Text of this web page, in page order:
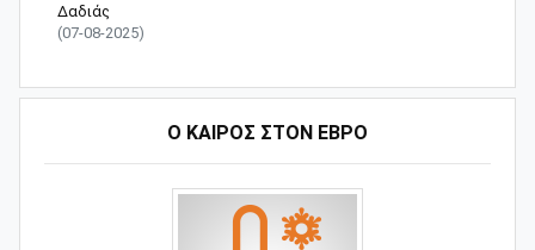
Δαδιάς
(07-08-2025)
Ο ΚΑΙΡΟΣ ΣΤΟΝ ΕΒΡΟ